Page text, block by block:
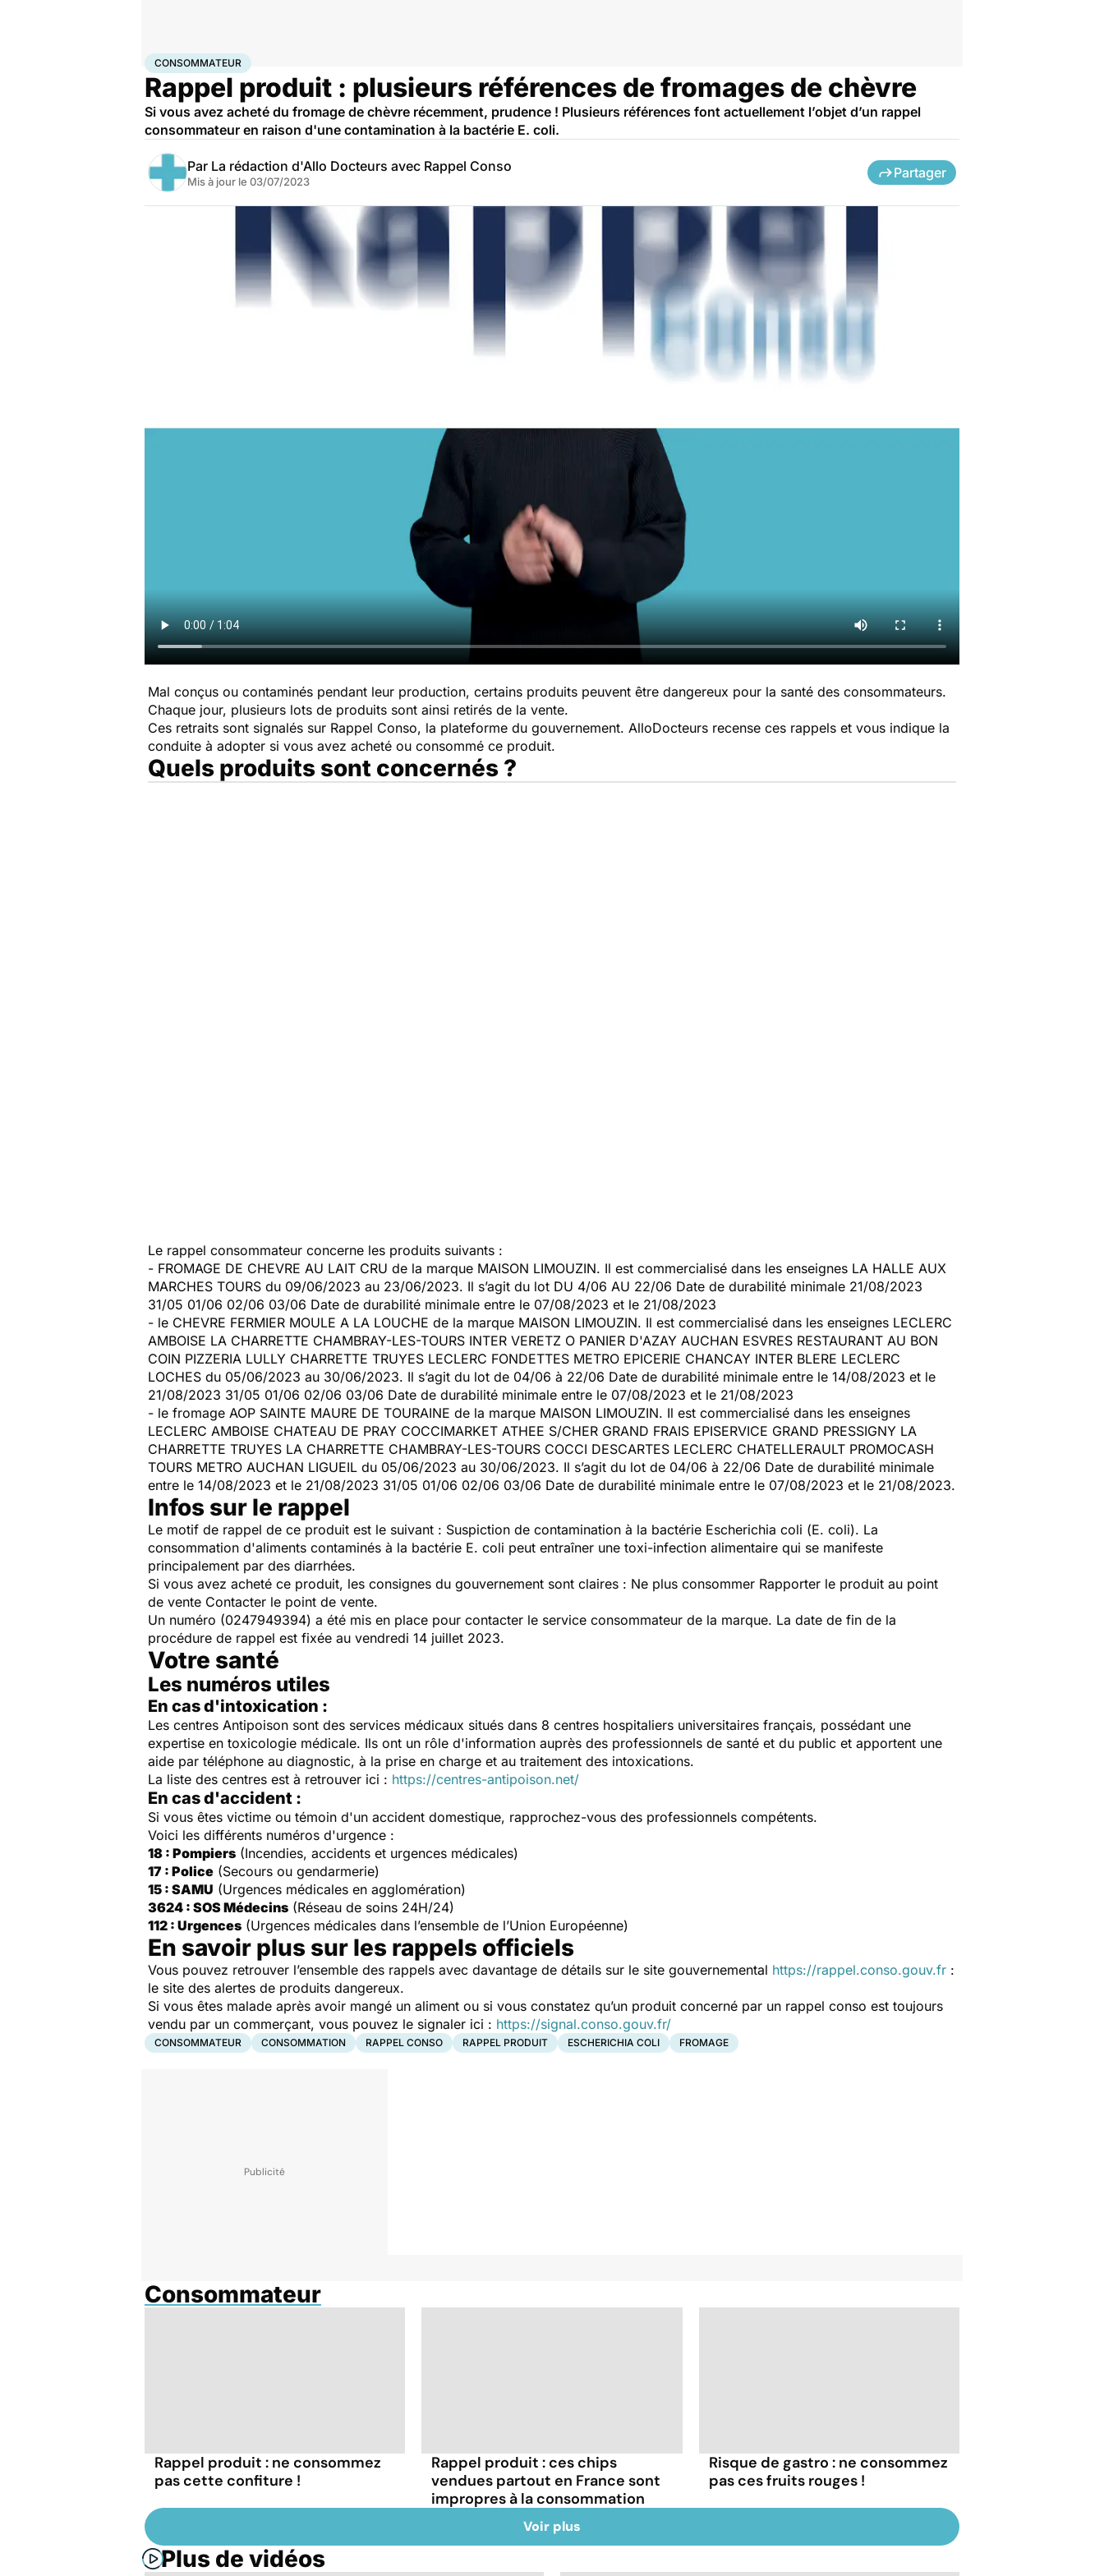
AccueilSantéConsommateur
CONSOMMATEUR
Rappel produit : plusieurs références de fromages de chèvre
Si vous avez acheté du fromage de chèvre récemment, prudence ! Plusieurs références font actuellement l’objet d’un rappel
consommateur en raison d'une contamination à la bactérie E. coli.
Par La rédaction d'Allo Docteurs avec Rappel Conso
Mis à jour le 03/07/2023
Partager
Mal conçus ou contaminés pendant leur production, certains produits peuvent être dangereux pour la santé des consommateurs.
Chaque jour, plusieurs lots de produits sont ainsi retirés de la vente.
Ces retraits sont signalés sur Rappel Conso, la plateforme du gouvernement. AlloDocteurs recense ces rappels et vous indique la
conduite à adopter si vous avez acheté ou consommé ce produit.
Quels produits sont concernés ?
Le rappel consommateur concerne les produits suivants :
- FROMAGE DE CHEVRE AU LAIT CRU de la marque MAISON LIMOUZIN. Il est commercialisé dans les enseignes LA HALLE AUX
MARCHES TOURS du 09/06/2023 au 23/06/2023. Il s’agit du lot DU 4/06 AU 22/06 Date de durabilité minimale 21/08/2023
31/05 01/06 02/06 03/06 Date de durabilité minimale entre le 07/08/2023 et le 21/08/2023
- le CHEVRE FERMIER MOULE A LA LOUCHE de la marque MAISON LIMOUZIN. Il est commercialisé dans les enseignes LECLERC
AMBOISE LA CHARRETTE CHAMBRAY-LES-TOURS INTER VERETZ O PANIER D'AZAY AUCHAN ESVRES RESTAURANT AU BON
COIN PIZZERIA LULLY CHARRETTE TRUYES LECLERC FONDETTES METRO EPICERIE CHANCAY INTER BLERE LECLERC
LOCHES du 05/06/2023 au 30/06/2023. Il s’agit du lot de 04/06 à 22/06 Date de durabilité minimale entre le 14/08/2023 et le
21/08/2023 31/05 01/06 02/06 03/06 Date de durabilité minimale entre le 07/08/2023 et le 21/08/2023
- le fromage AOP SAINTE MAURE DE TOURAINE de la marque MAISON LIMOUZIN. Il est commercialisé dans les enseignes
LECLERC AMBOISE CHATEAU DE PRAY COCCIMARKET ATHEE S/CHER GRAND FRAIS EPISERVICE GRAND PRESSIGNY LA
CHARRETTE TRUYES LA CHARRETTE CHAMBRAY-LES-TOURS COCCI DESCARTES LECLERC CHATELLERAULT PROMOCASH
TOURS METRO AUCHAN LIGUEIL du 05/06/2023 au 30/06/2023. Il s’agit du lot de 04/06 à 22/06 Date de durabilité minimale
entre le 14/08/2023 et le 21/08/2023 31/05 01/06 02/06 03/06 Date de durabilité minimale entre le 07/08/2023 et le 21/08/2023.
Infos sur le rappel
Le motif de rappel de ce produit est le suivant : Suspiction de contamination à la bactérie Escherichia coli (E. coli). La
consommation d'aliments contaminés à la bactérie E. coli peut entraîner une toxi-infection alimentaire qui se manifeste
principalement par des diarrhées.
Si vous avez acheté ce produit, les consignes du gouvernement sont claires : Ne plus consommer Rapporter le produit au point
de vente Contacter le point de vente.
Un numéro (0247949394) a été mis en place pour contacter le service consommateur de la marque. La date de fin de la
procédure de rappel est fixée au vendredi 14 juillet 2023.
Votre santé
Les numéros utiles
En cas d'intoxication :
Les centres Antipoison sont des services médicaux situés dans 8 centres hospitaliers universitaires français, possédant une
expertise en toxicologie médicale. Ils ont un rôle d'information auprès des professionnels de santé et du public et apportent une
aide par téléphone au diagnostic, à la prise en charge et au traitement des intoxications.
La liste des centres est à retrouver ici : https://centres-antipoison.net/
En cas d'accident :
Si vous êtes victime ou témoin d'un accident domestique, rapprochez-vous des professionnels compétents.
Voici les différents numéros d'urgence :
18 : Pompiers (Incendies, accidents et urgences médicales)
17 : Police (Secours ou gendarmerie)
15 : SAMU (Urgences médicales en agglomération)
3624 : SOS Médecins (Réseau de soins 24H/24)
112 : Urgences (Urgences médicales dans l’ensemble de l’Union Européenne)
En savoir plus sur les rappels officiels
Vous pouvez retrouver l’ensemble des rappels avec davantage de détails sur le site gouvernemental https://rappel.conso.gouv.fr :
le site des alertes de produits dangereux.
Si vous êtes malade après avoir mangé un aliment ou si vous constatez qu’un produit concerné par un rappel conso est toujours
vendu par un commerçant, vous pouvez le signaler ici : https://signal.conso.gouv.fr/
CONSOMMATEUR CONSOMMATION RAPPEL CONSO RAPPEL PRODUIT ESCHERICHIA COLI FROMAGE
Consommateur
Rappel produit : ne consommez
pas cette confiture !
Rappel produit : ces chips
vendues partout en France sont
impropres à la consommation
Risque de gastro : ne consommez
pas ces fruits rouges !
Voir plus
Plus de vidéos